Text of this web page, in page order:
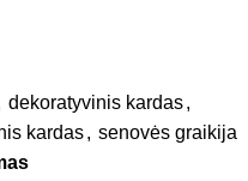
dekoratyvinis kardas,
kardas, senovės graikija